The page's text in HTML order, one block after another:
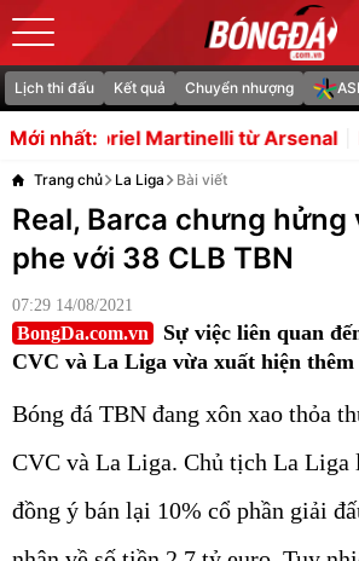
Lịch thi đấu Kết quả Chuyển nhượng
Mới nhất:từ Arsenal Martin Zubimendi
Trang chủ La Liga Bài viết
Real, Barca chưng
phe với 38 CLB TBN
07:29 14/08/2021
BongDa.com.vn
Sự việc liên quan
CVC và La Liga vừa xuất hiện
Bóng đá TBN đang xôn xao thỏa
CVC và La Liga. Chủ tịch La Liga
đồng ý bán lại 10% cổ phần giải